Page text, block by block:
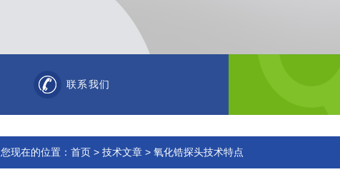
联系我们
您现在的位置： 首页 > 技术文章 > 氧化锆探头技术特点